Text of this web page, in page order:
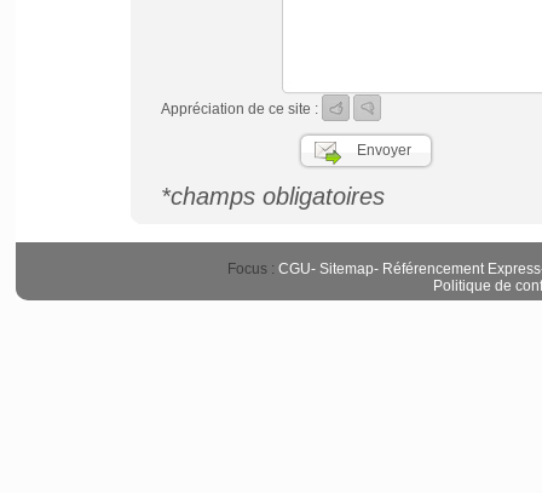
Appréciation de ce site :
*champs obligatoires
Focus : CGU- Sitemap- Référencement Express
Politique de